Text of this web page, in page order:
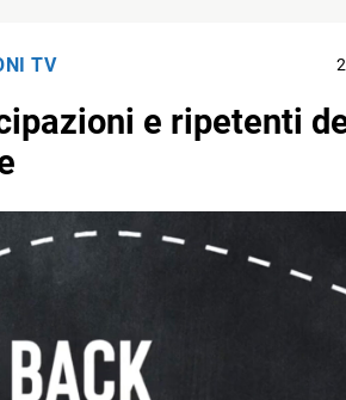
TV
e ripetenti